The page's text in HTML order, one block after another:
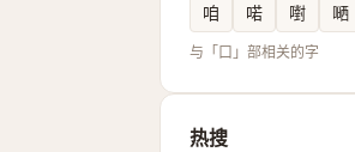
咱
喏 嚉 嗮
与「口」部相关的字
热搜